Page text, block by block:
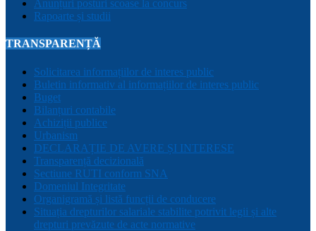
Anunțuri posturi scoase la concurs
Rapoarte și studii
TRANSPARENȚĂ
Solicitarea informațiilor de interes public
Buletin informativ al informațiilor de interes public
Buget
Bilanțuri contabile
Achiziții publice
Urbanism
DECLARAȚIE DE AVERE ȘI INTERESE
Transparență decizională
Sectiune RUTI conform SNA
Domeniul Integritate
Organigramă și listă funcții de conducere
Situația drepturilor salariale stabilite potrivit legii și alte
drepturi prevăzute de acte normative